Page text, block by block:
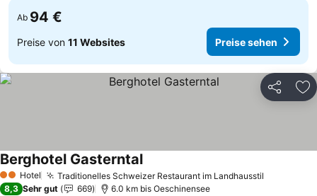
Ab 94 €
Preise von 11 Websites Preise sehen
Teilen
2 Sterne
Hotel Traditionelles Schweizer Restaurant im Landhausstil
Berghotel Gasterntal
8,3 Sehr gut 669 6.0 km bis Oeschinensee